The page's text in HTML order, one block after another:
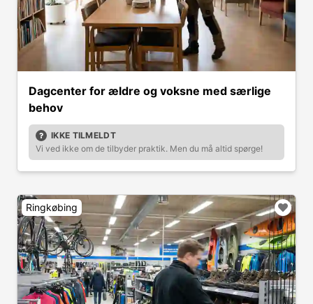
Dagcenter for ældre og voksne med særlige
behov
IKKE TILMELDT
Vi ved ikke om de tilbyder praktik. Men du må altid spørge!
Ringkøbing